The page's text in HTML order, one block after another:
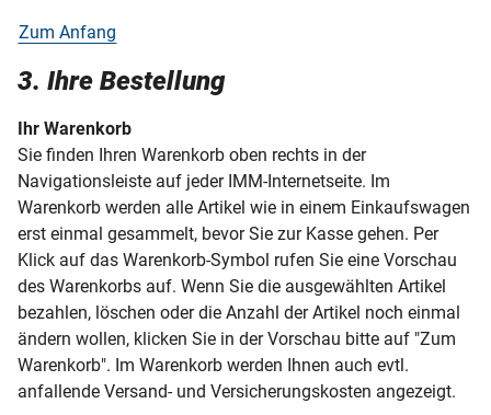
Zum Anfang
3. Ihre Bestellung
Ihr Warenkorb
Sie finden Ihren Warenkorb oben rechts in der
Navigationsleiste auf jeder IMM-Internetseite. Im
Warenkorb werden alle Artikel wie in einem Einkaufswagen
erst einmal gesammelt, bevor Sie zur Kasse gehen. Per
Klick auf das Warenkorb-Symbol rufen Sie eine Vorschau
des Warenkorbs auf. Wenn Sie die ausgewählten Artikel
bezahlen, löschen oder die Anzahl der Artikel noch einmal
ändern wollen, klicken Sie in der Vorschau bitte auf "Zum
Warenkorb". Im Warenkorb werden Ihnen auch evtl.
anfallende Versand- und Versicherungskosten angezeigt.